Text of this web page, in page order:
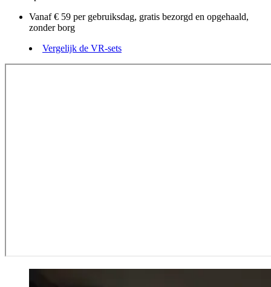
Vanaf € 59 per gebruiksdag, gratis bezorgd en opgehaald,
zonder borg
Vergelijk de VR-sets